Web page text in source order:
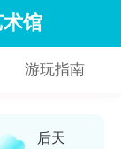
馆
游玩指南
后天